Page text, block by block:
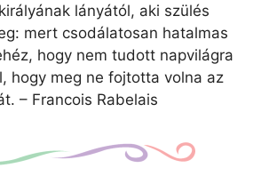
lányától, aki szülés
mert csodálatosan hatalmas
hogy nem tudott napvilágra
hogy meg ne fojtotta volna az
– Francois Rabelais